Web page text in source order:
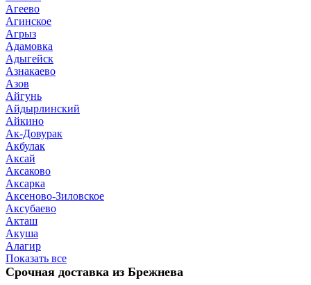
Агеево
Агинское
Агрыз
Адамовка
Адыгейск
Азнакаево
Азов
Айгунь
Айдырлинский
Айкино
Ак-Довурак
Акбулак
Аксай
Аксаково
Аксарка
Аксеново-Зиловское
Аксубаево
Акташ
Акуша
Алагир
Показать все
Срочная доставка из Брежнева